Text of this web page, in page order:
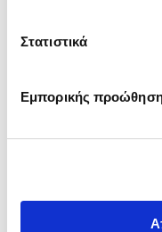
Στατιστικά
Εμπορικής